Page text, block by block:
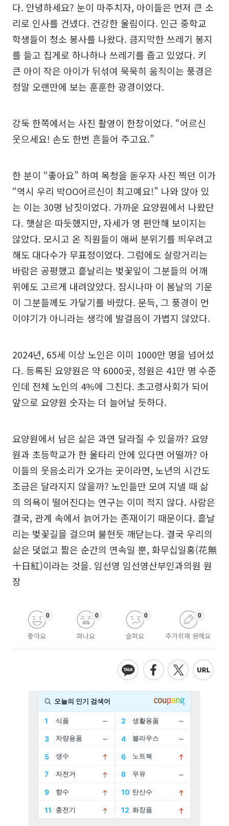
다. 안녕하세요? 눈이 마주치자, 아이들은 먼저 큰 소
리로 인사를 건넸다. 건강한 울림이다. 인근 중학교
학생들이 청소 봉사를 나왔다. 큼지막한 쓰레기 봉지
를 들고 집게로 하나하나 쓰레기를 줍고 있었다. 키
큰 아이 작은 아이가 뒤섞여 묵묵히 움직이는 풍경은
정말 오랜만에 보는 훈훈한 광경이었다.
강둑 한쪽에서는 사진 촬영이 한창이었다. “어르신
웃으세요! 손도 한번 흔들어 주고요.”
한 분이 “좋아요” 하며 목청을 돋우자 사진 찍던 이가
“역시 우리 박OO어르신이 최고예요!” 나와 앉아 있
는 이는 30명 남짓이었다. 가까운 요양원에서 나왔단
다. 햇살은 따듯했지만, 자세가 영 편안해 보이지는
않았다. 모시고 온 직원들이 애써 분위기를 띄우려고
해도 대다수가 무표정이었다. 그럼에도 살랑거리는
바람은 공평했고 흩날리는 벚꽃잎이 그분들의 어깨
위에도 고르게 내려앉았다. 잠시나마 이 봄날의 기운
이 그분들께도 가닿기를 바랐다. 문득, 그 풍경이 먼
이야기가 아니라는 생각에 발걸음이 가볍지 않았다.
2024년, 65세 이상 노인은 이미 1000만 명을 넘어섰
다. 등록된 요양원은 약 6000곳, 정원은 41만 명 수준
인데 전체 노인의 4%에 그친다. 초고령사회가 되어
앞으로 요양원 숫자는 더 늘어날 듯하다.
요양원에서 남은 삶은 과연 달라질 수 있을까? 요양
원과 초등학교가 한 울타리 안에 있다면 어떨까? 아
이들의 웃음소리가 오가는 곳이라면, 노년의 시간도
조금은 달라지지 않을까? 노인들만 모여 지낼 때 삶
의 의욕이 떨어진다는 연구는 이미 적지 않다. 사람은
결국, 관계 속에서 늙어가는 존재이기 때문이다. 흩날
리는 벚꽃길을 걸으며 불현듯 깨닫는다. 결국 우리의
삶은 덧없고 짧은 순간의 연속일 뿐, 화무십일홍(花無
十日紅)이라는 것을. 임선영 임선영산부인과의원 원
장
좋아요
0
화나요
0
슬퍼요
0
추가취재 원해요
0